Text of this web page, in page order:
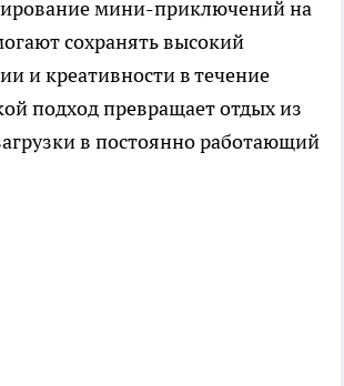
мини-приключений на
сохранять высокий
и креативности в течение
подход превращает отдых из
в постоянно работающий